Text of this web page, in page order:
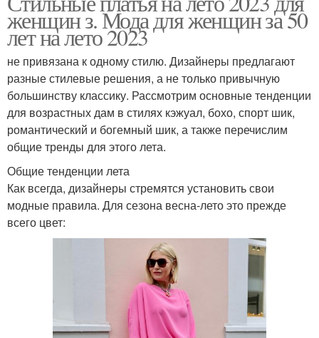
женщин з. Мода для женщин за 50
лет на лето 2023
не привязана к одному стилю. Дизайнеры предлагают
разные стилевые решения, а не только привычную
большинству классику. Рассмотрим основные тенденции
для возрастных дам в стилях кэжуал, бохо, спорт шик,
романтический и богемный шик, а также перечислим
общие тренды для этого лета.
Общие тенденции лета
Как всегда, дизайнеры стремятся установить свои
модные правила. Для сезона весна-лето это прежде
всего цвет: